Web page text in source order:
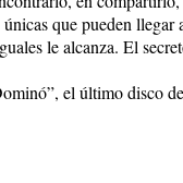
que pueden
le alcanza. El
el último disco